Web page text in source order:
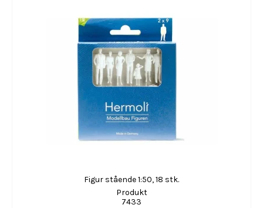
Figur stående 1:50, 18 stk.
Produkt
7433